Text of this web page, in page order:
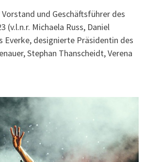
und Geschäftsführer des
(v.l.n.r. Michaela Russ, Daniel
Everke, designierte Präsidentin des
Stephan Thanscheidt, Verena